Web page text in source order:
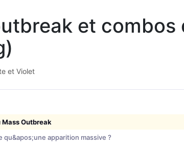
et
et Violet
Mass Outbreak
qu&apos;une apparition massive ?